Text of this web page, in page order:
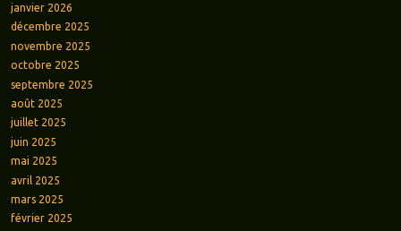
janvier 2026
décembre 2025
novembre 2025
octobre 2025
septembre 2025
août 2025
juillet 2025
juin 2025
mai 2025
avril 2025
mars 2025
février 2025